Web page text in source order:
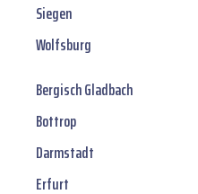
Siegen
Wolfsburg
Bergisch Gladbach
Bottrop
Darmstadt
Erfurt